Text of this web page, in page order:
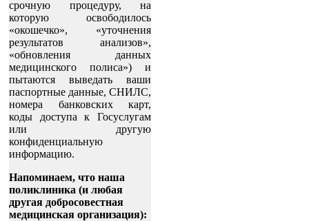
срочную процедуру, на
которую освободилось
«окошечко», «уточнения
результатов анализов»,
«обновления данных
медицинского полиса») и
пытаются выведать ваши
паспортные данные, СНИЛС,
номера банковских карт,
коды доступа к Госуслугам
или другую
конфиденциальную
информацию.
Напоминаем, что наша
поликлиника (и любая
другая добросовестная
медицинская организация):